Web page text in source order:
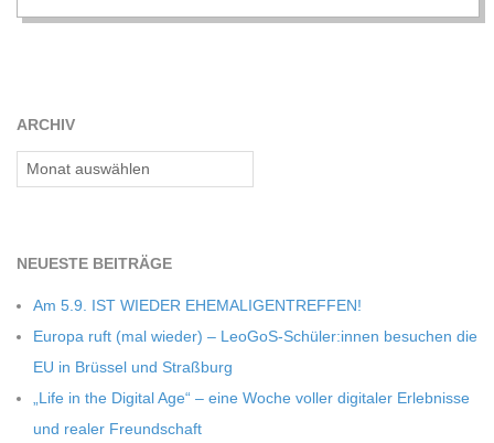
ARCHIV
Archiv
NEU­ESTE BEITRÄGE
Am 5.9. IST WIEDER EHEMALIGENTREFFEN!
Europa ruft (mal wie­der) – LeoGoS-Schüler:innen besu­chen die
EU in Brüs­sel und Straßburg
„Life in the Digi­tal Age“ – eine Woche vol­ler digi­ta­ler Erleb­nisse
und rea­ler Freundschaft